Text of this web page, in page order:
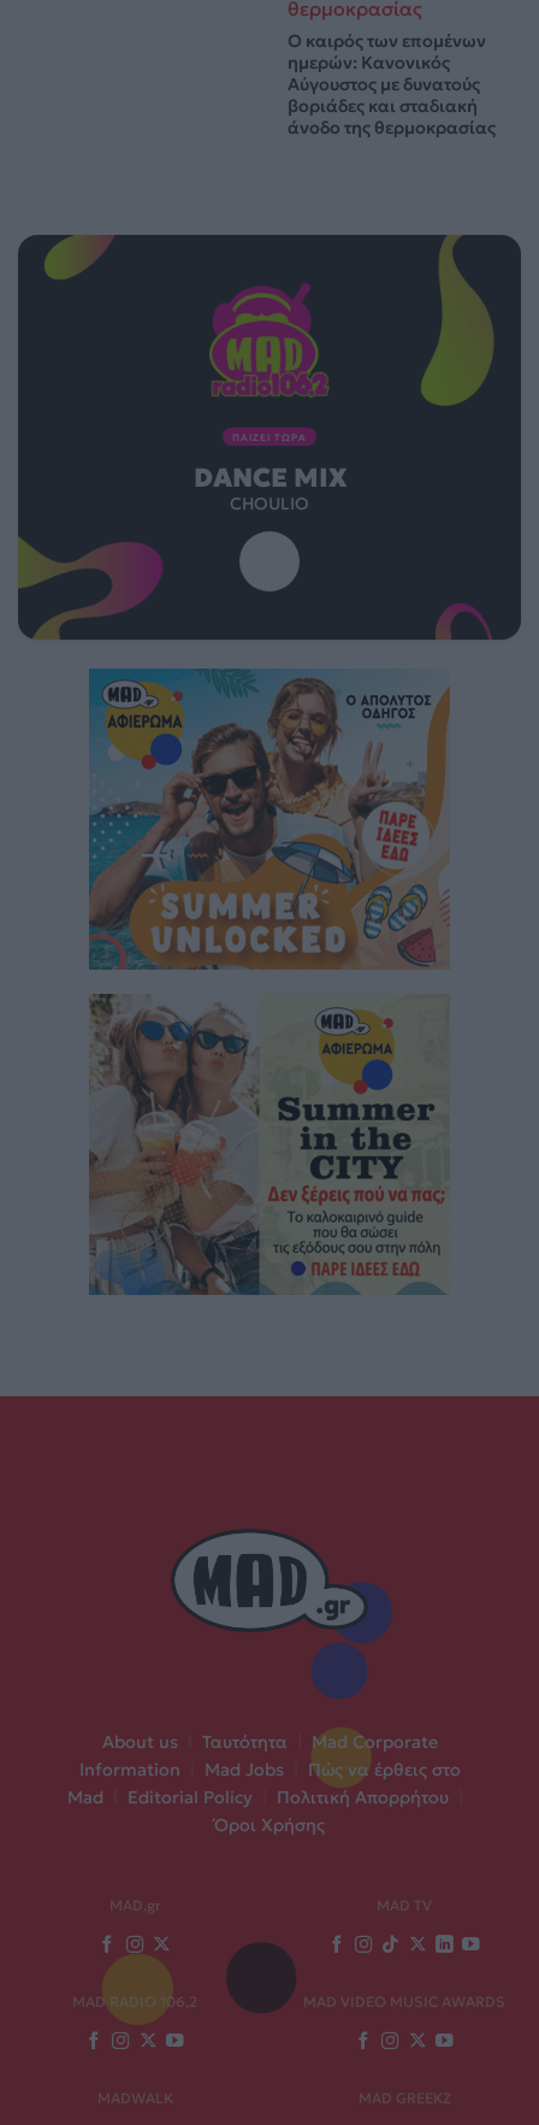
Ο καιρός των επομένων
ημερών: Κανονικός
Αύγουστος με δυνατούς
βοριάδες και σταδιακή
άνοδο της θερμοκρασίας
ΠΑΙΖΕΙ ΤΩΡΑ
DANCE MIX
CHOULIO
About us Ταυτότητα
Mad Corporate
Information
Mad Jobs
Πώς να έρθεις στο
Mad
Editorial Policy Πολιτική Απορρήτου
Όροι Χρήσης
MAD.gr MAD TV
MAD RADIO 106,2 MAD VIDEO MUSIC AWARDS
MADWALK MAD GREEKZ